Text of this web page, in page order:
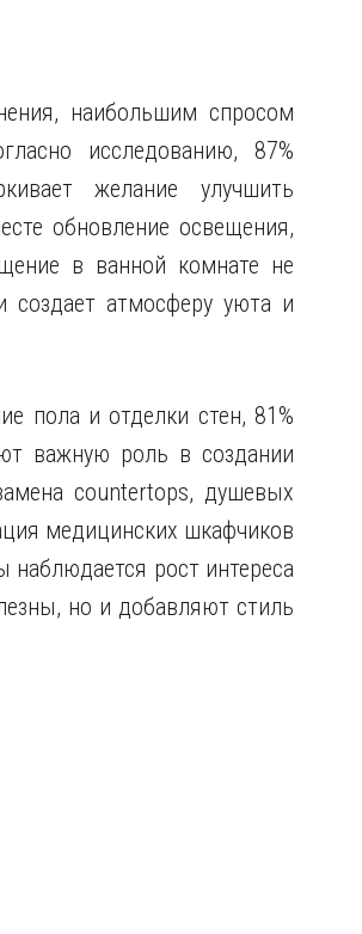
наибольшим спросом
исследованию, 87%
желание улучшить
обновление освещения,
в ванной комнате не
создает атмосферу уюта и
пола и отделки стен, 81%
важную роль в создании
countertops, душевых
медицинских шкафчиков
рост интереса
но и добавляют стиль